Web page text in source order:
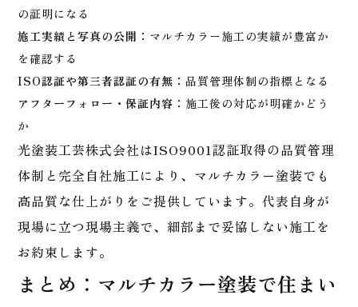
の証明になる
施工実績と写真の公開： マルチカラー施工の実績が豊富か
を確認する
ISO認証や第三者認証の有無： 品質管理体制の指標となる
アフターフォロー・保証内容： 施工後の対応が明確かどう
か
光塗装工芸株式会社はISO9001認証取得の品質管理
体制と完全自社施工により、マルチカラー塗装でも
高品質な仕上がりをご提供しています。代表自身が
現場に立つ現場主義で、細部まで妥協しない施工を
お約束します。
まとめ：マルチカラー塗装で住まい